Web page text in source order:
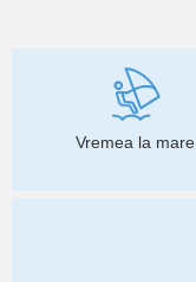
Vremea la mare